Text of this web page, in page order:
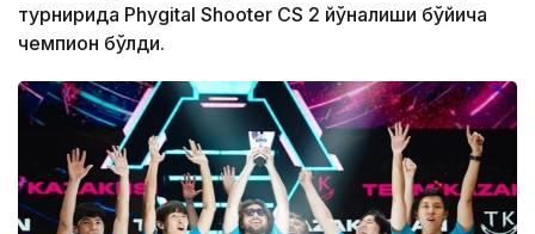
турнирида Phygital Shooter CS 2 йўналиши бўйича
чемпион бўлди.